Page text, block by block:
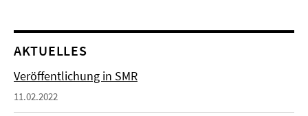
AKTUELLES
Veröffentlichung in SMR
11.02.2022